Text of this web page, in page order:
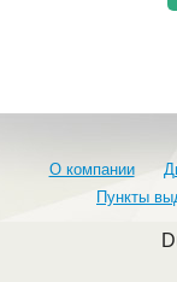
О компании
Пункты